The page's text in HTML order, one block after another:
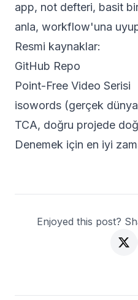
app, not defteri, basit
anla, workflow'una uyup
Resmi kaynaklar:
GitHub Repo
Point-Free Video Serisi
isowords (gerçek
TCA, doğru projede
Denemek için en iyi
Enjoyed this post?